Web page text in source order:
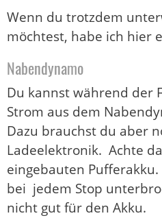
Wenn du trotzdem
möchtest, habe ich hier
Nabendynamo
Du kannst während der
Strom aus dem
Dazu brauchst du aber
Ladeelektronik. Achte
eingebauten
bei jedem Stop
nicht gut für den Akku.